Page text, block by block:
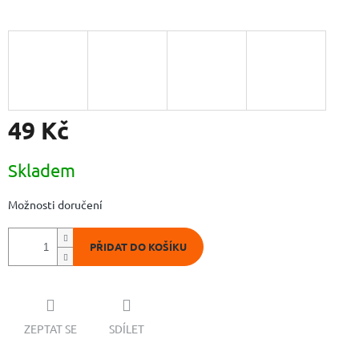
49 Kč
cena:
Skladem
Možnosti doručení
PŘIDAT DO KOŠÍKU
ZEPTAT SE SDÍLET